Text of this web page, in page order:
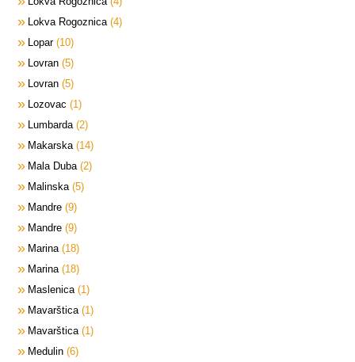
Lokva Rogoznica 4
Lopar 10
Lovran 5
Lovran 5
Lozovac
1
Lumbarda 2
Makarska 14
Mala Duba 2
Malinska 5
Mandre 9
Mandre 9
Marina 18
Marina 18
Maslenica 1
Mavarštica 1
Mavarštica 1
Medulin 6